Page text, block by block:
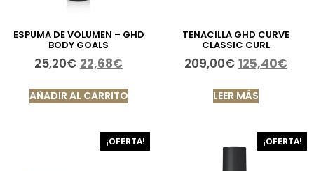
ESPUMA DE VOLUMEN – GHD
BODY GOALS
25,20€ 22,68€
AÑADIR AL CARRITO
TENACILLA GHD CURVE
CLASSIC CURL
209,00€ 125,40€
LEER MÁS
¡OFERTA! ¡OFERTA!